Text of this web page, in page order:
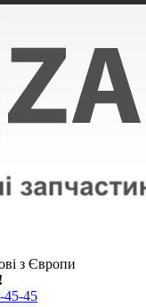
з Європи
45-45